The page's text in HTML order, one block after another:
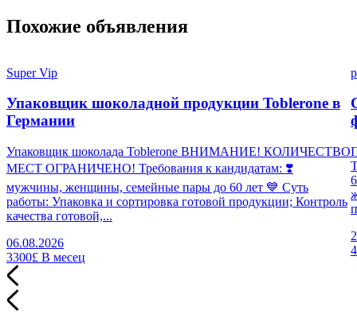
Похожие объявления
Super Vip
Упаковщик шоколадной продукции Toblerone в
Германии
Упаковщик шоколада Toblerone ВНИМАНИЕ! КОЛИЧЕСТВО
МЕСТ ОГРАНИЧЕНО! Требования к кандидатам: ❣️
мужчины, женщины, семейные пары до 60 лет 💙 Суть
работы: Упаковка и сортировка готовой продукции; Контроль
качества готовой,...
06.08.2026
3300£ В месец